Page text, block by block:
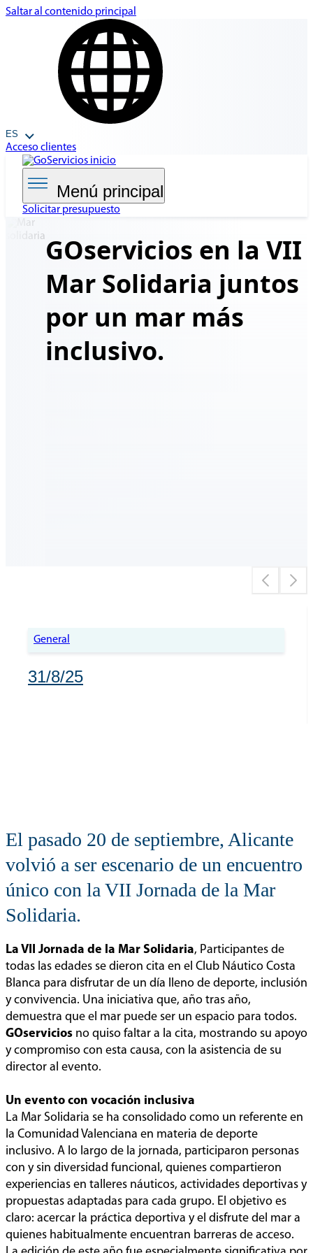
Saltar al contenido principal
ES
Acceso clientes
Menú principal
Solicitar presupuesto
GOservicios en la VII
Mar Solidaria juntos
por un mar más
inclusivo.
General
31/8/25
El pasado 20 de septiembre, Alicante
volvió a ser escenario de un encuentro
único con la VII Jornada de la Mar
Solidaria.
La VII Jornada de la Mar Solidaria, Participantes de
todas las edades se dieron cita en el Club Náutico Costa
Blanca para disfrutar de un día lleno de deporte, inclusión
y convivencia. Una iniciativa que, año tras año,
demuestra que el mar puede ser un espacio para todos.
GOservicios no quiso faltar a la cita, mostrando su apoyo
y compromiso con esta causa, con la asistencia de su
director al evento.
Un evento con vocación inclusiva
La Mar Solidaria se ha consolidado como un referente en
la Comunidad Valenciana en materia de deporte
inclusivo. A lo largo de la jornada, participaron personas
con y sin diversidad funcional, quienes compartieron
experiencias en talleres náuticos, actividades deportivas y
propuestas adaptadas para cada grupo. El objetivo es
claro: acercar la práctica deportiva y el disfrute del mar a
quienes habitualmente encuentran barreras de acceso.